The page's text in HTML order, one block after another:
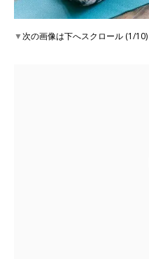
▼次の画像は下へスクロール (1/10)